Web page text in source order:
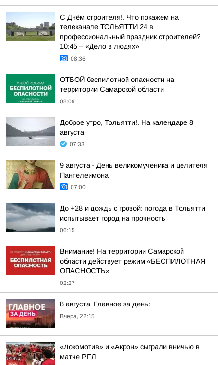
С Днём строителя!. Что покажем на
телеканале ТОЛЬЯТТИ 24 в
профессиональный праздник строителей?
10:45 – «Дело в людях»
08:36
ОТБОЙ беспилотной опасности на
территории Самарской области
08:09
Доброе утро, Тольятти!. На календаре 8
августа
07:33
9 августа - День великомученика и целителя
Пантелеимона
07:00
До +28 и дождь с грозой: погода в Тольятти
испытывает город на прочность
06:15
Внимание! На территории Самарской
области действует режим «БЕСПИЛОТНАЯ
ОПАСНОСТЬ»
02:27
8 августа. Главное за день:
Вчера, 22:15
«Локомотив» и «Акрон» сыграли вничью в
матче РПЛ